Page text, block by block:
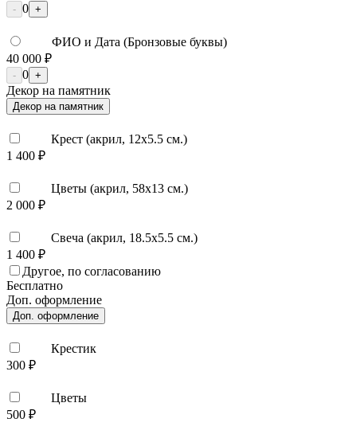
- 0 +
ФИО и Дата (Бронзовые буквы)
40 000 ₽
- 0 +
Декор на памятник
Декор на памятник
Крест (акрил, 12х5.5 см.)
1 400 ₽
Цветы (акрил, 58х13 см.)
2 000 ₽
Свеча (акрил, 18.5х5.5 см.)
1 400 ₽
Другое, по согласованию
Бесплатно
Доп. оформление
Доп. оформление
Крестик
300 ₽
Цветы
500 ₽